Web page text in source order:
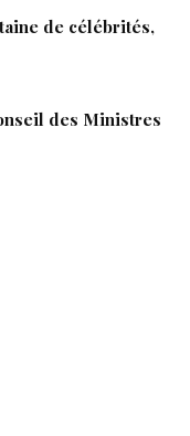
de célébrités,
des Ministres